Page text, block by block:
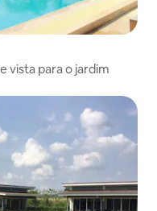
vista para o jardim